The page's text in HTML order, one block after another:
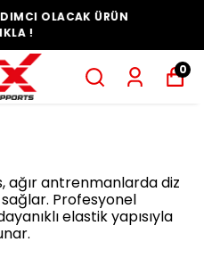
FİT GİRMENİZE YARDIMCI
0
ağır antrenmanlarda diz
Profesyonel
elastik yapısıyla